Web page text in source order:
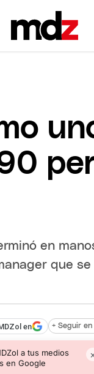
en
que
en
a tus medios
en Google
+ Seguir en